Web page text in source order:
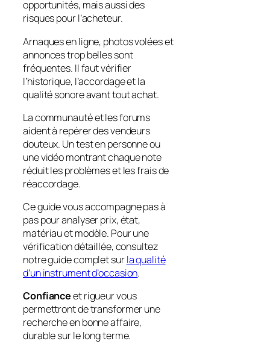
opportunités, mais aussi des
risques pour l’acheteur.
Arnaques en ligne, photos volées et
annonces trop belles sont
fréquentes. Il faut vérifier
l’historique, l’accordage et la
qualité sonore avant tout achat.
La communauté et les forums
aident à repérer des vendeurs
douteux. Un test en personne ou
une vidéo montrant chaque note
réduit les problèmes et les frais de
réaccordage.
Ce guide vous accompagne pas à
pas pour analyser prix, état,
matériau et modèle. Pour une
vérification détaillée, consultez
notre guide complet surla qualité
d’un instrument d’occasion.
Confianceet rigueur vous
permettront de transformer une
recherche en bonne affaire,
durable sur le long terme.